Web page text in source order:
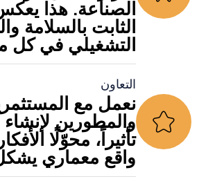
الصناعة. هذا يعكس
الثابت بالسلامة
التشغيلي في كل
التعاون
نعمل مع
والمطورين
تأثيراً، محوّلًا
واقع معماري